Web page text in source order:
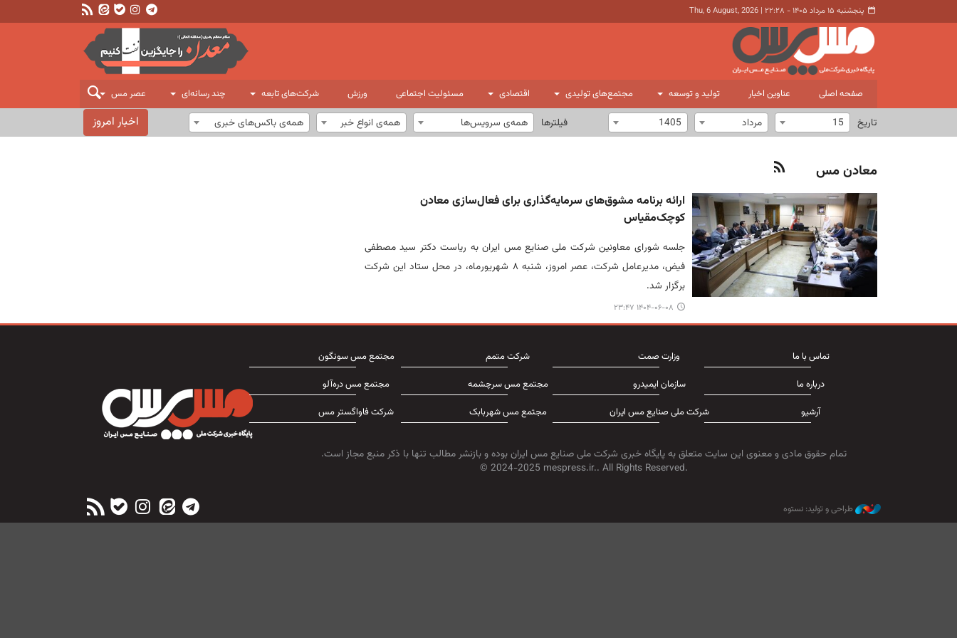
پنجشنبه ۱۵ مرداد ۱۴۰۵ - ۲۲:۲۸ |
Thu, 6 August, 2026
صفحه اصلی عناوین اخبار تولید و توسعه مجتمع‌های تولیدی اقتصادی مسئولیت اجتماعی ورزش شرکت‌های تابعه چند رسانه‌ای عصر مس
تاریخ 15 مرداد 1405 فیلترها همه‌ی سرویس‌ها همه‌ی انواع خبر همه‌ی باکس‌های خبری اخبار امروز
معادن مس
ارائه برنامه مشوق‌های سرمایه‌گذاری برای فعال‌سازی معادن
کوچک‌مقیاس
جلسه شورای معاونین شرکت ملی صنایع مس ایران به ریاست دکتر سید مصطفی
فیض، مدیرعامل شرکت، عصر امروز، شنبه ۸ شهریورماه، در محل ستاد این شرکت
برگزار شد.
۱۴۰۴-۰۶-۰۸ ۲۳:۴۷
تماس با ما
درباره ما
آرشیو
وزارت صمت
سازمان ایمیدرو
شرکت ملی صنایع مس ایران
شرکت متمم
مجتمع مس سرچشمه
مجتمع مس شهربابک
مجتمع مس سونگون
مجتمع مس دره‌آلو
شرکت فاواگستر مس
تمام حقوق مادی و معنوی این سایت متعلق به پایگاه خبری شرکت ملی صنایع مس ایران بوده و بازنشر مطالب تنها با ذکر منبع مجاز است.
© 2024-2025 mespress.ir.. All Rights Reserved.
طراحی و تولید: نستوه